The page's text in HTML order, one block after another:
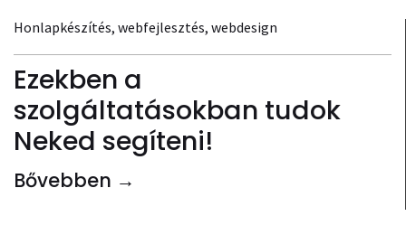
Honlapkészítés, webfejlesztés, webdesign
Ezekben a
szolgáltatásokban tudok
Neked segíteni!
Bővebben →